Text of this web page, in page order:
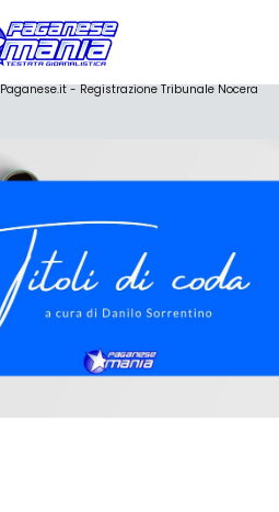
- Registrazione Tribunale Nocera